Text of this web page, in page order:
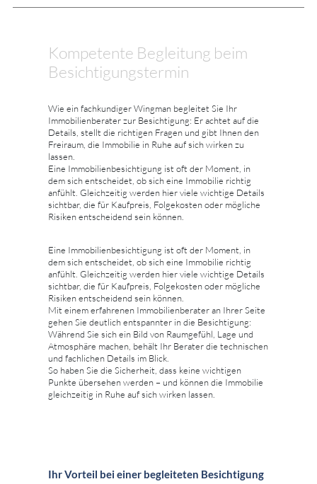
Kompetente Begleitung beim
Besichtigungstermin
Wie ein fachkundiger Wingman begleitet Sie Ihr
Immobilienberater zur Besichtigung: Er achtet auf die
Details, stellt die richtigen Fragen und gibt Ihnen den
Freiraum, die Immobilie in Ruhe auf sich wirken zu
lassen.
Eine Immobilienbesichtigung ist oft der Moment, in
dem sich entscheidet, ob sich eine Immobilie richtig
anfühlt. Gleichzeitig werden hier viele wichtige Details
sichtbar, die für Kaufpreis, Folgekosten oder mögliche
Risiken entscheidend sein können.
Eine Immobilienbesichtigung ist oft der Moment, in
dem sich entscheidet, ob sich eine Immobilie richtig
anfühlt. Gleichzeitig werden hier viele wichtige Details
sichtbar, die für Kaufpreis, Folgekosten oder mögliche
Risiken entscheidend sein können.
Mit einem erfahrenen Immobilienberater an Ihrer Seite
gehen Sie deutlich entspannter in die Besichtigung:
Während Sie sich ein Bild von Raumgefühl, Lage und
Atmosphäre machen, behält Ihr Berater die technischen
und fachlichen Details im Blick.
So haben Sie die Sicherheit, dass keine wichtigen
Punkte übersehen werden – und können die Immobilie
gleichzeitig in Ruhe auf sich wirken lassen.
Ihr Vorteil bei einer begleiteten Besichtigung